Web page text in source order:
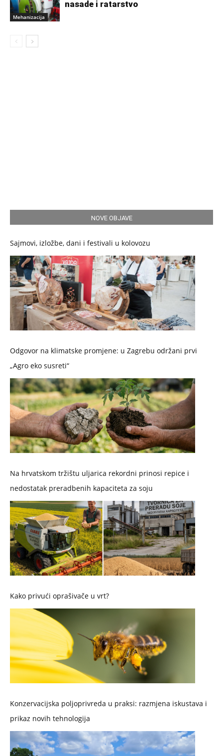
Mehanizacija
nasade i ratarstvo
NOVE OBJAVE
Sajmovi, izložbe, dani i festivali u kolovozu
Odgovor na klimatske promjene: u Zagrebu održani prvi
„Agro eko susreti“
Na hrvatskom tržištu uljarica rekordni prinosi repice i
nedostatak preradbenih kapaciteta za soju
Kako privući oprašivače u vrt?
Konzervacijska poljoprivreda u praksi: razmjena iskustava i
prikaz novih tehnologija